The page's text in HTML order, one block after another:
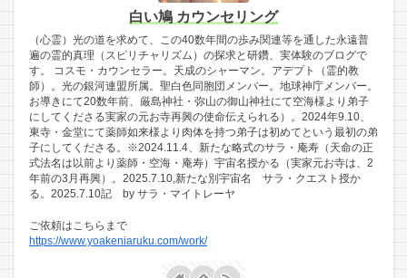
白い鳩 カウンセリング
（心霊）光の道を求めて、この40数年間の歩み関連等を通した永遠普
遍の霊的真理（スピリチャリズム）の探求と研鑽、実体験のブログで
す。 コスモ・カウンセラー。天成のシャーマン。アデプト（霊的教
師）。光の銀河連盟所属。聖白色同胞団メンバー。地球神庁メンバー。
お導きにて20数年前、厳島神社・弥山の御山神社にて空海様より弟子
にしてくださる実家の元お寺再興の使命伝えられる）。2024年9.10、
東寺・金堂にて薬師如来様より肉体を持つ弟子は初めてという最初の弟
子にしてくださる。※2024.11.4、新たな略式のサラ・庵寿（天命の正
式法名は以前より薬師・空海・庵寿）宇宙名授かる（実家元お寺は、2
年前の3月再興）。2025.7.10,新たな別宇宙名 サラ・クエスト授か
る。2025.7.10記 by サラ・マイトレーヤ
ご依頼はこちらまで
https://www.yoakeniaruku.com/work/